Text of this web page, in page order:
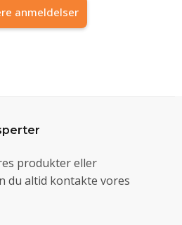
anmeldelser
produkter eller
du altid kontakte vores